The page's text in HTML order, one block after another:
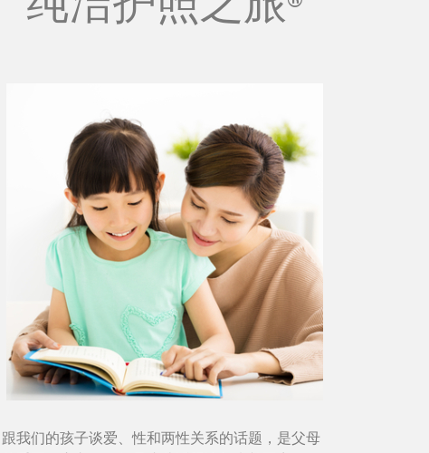
跟我们的孩子谈爱、性和两性关系的话题，是父母